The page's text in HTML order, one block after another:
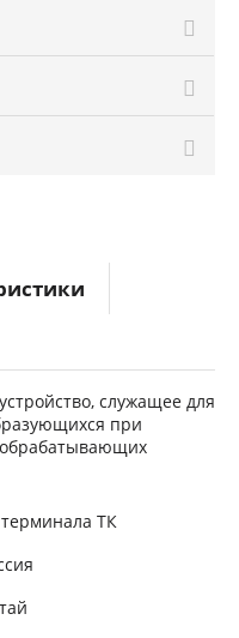
служащее для
при
ТК